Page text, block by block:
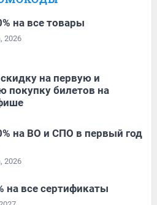
на все товары
2026
на первую и
покупку билетов на
на ВО и СПО в первый год
2026
на все сертификаты